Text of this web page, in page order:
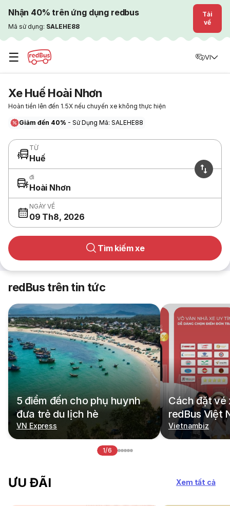
Nhận 40% trên ứng dụng redbus
Mã sử dụng: SALEHE88
Tải
về
☰ VI
Xe Huế Hoài Nhơn
Hoàn tiền lên đến 1.5X nếu chuyến xe không thực hiện
Giảm đến 40% - Sử Dụng Mã: SALEHE88
TỪ
Huế
đi
Hoài Nhơn
NGÀY VỀ
09 Th8, 2026
Tìm kiếm xe
redBus trên tin tức
5 điểm đến cho phụ huynh
đưa trẻ du lịch hè
VN Express
Cách đặt vé
redBus Việt
Vietnambiz
1/6
ƯU ĐÃI Xem tất cả